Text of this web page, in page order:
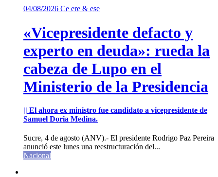
04/08/2026 Ce ere & ese
«Vicepresidente defacto y
experto en deuda»: rueda la
cabeza de Lupo en el
Ministerio de la Presidencia
|| El ahora ex ministro fue candidato a vicepresidente de
Samuel Doria Medina.
Sucre, 4 de agosto (ANV).- El presidente Rodrigo Paz Pereira
anunció este lunes una reestructuración del...
Nacional